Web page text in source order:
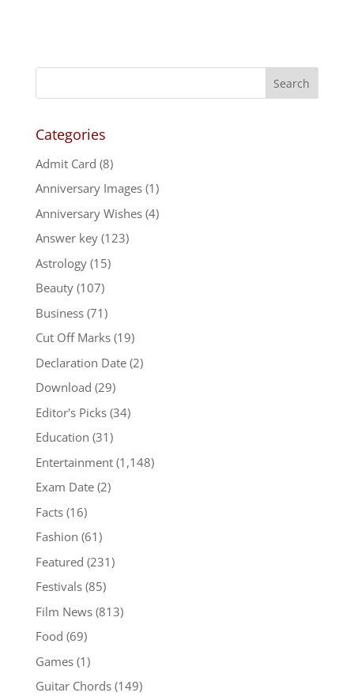
Categories
Admit Card (8)
Anniversary Images(1)
Anniversary Wishes(4)
Answer key(123)
Astrology(15)
Beauty(107)
Business(71)
Cut Off Marks(19)
Declaration Date(2)
Download (29)
Editor's Picks(34)
Education (31)
Entertainment(1,148)
Exam Date(2)
Facts(16)
Fashion (61)
Featured (231)
Festivals(85)
Film News(813)
Food (69)
Games(1)
Guitar Chords(149)